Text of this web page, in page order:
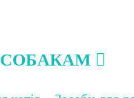
| Корм, іграшки,
СОБАКАМ